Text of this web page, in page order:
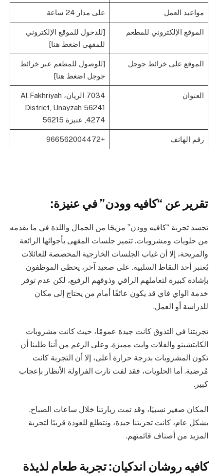
مواعيد العمل على مدار 24 ساعة
الموقع الإلكتروني للمطعم
[للدخول للموقع الإلكتروني
للمقهى اضغط هنا]
الموقع على خرائط جوجل
[للوصول للمطعم عبر خرائط
جوجل اضغط هنا]
العنوان
7034 الريان، Al Fakhriyah
District, Unayzah 56241
4274, عنيزة 56215
رقم الهاتف +966562004472
تقرير عن “كافيه وودن” في عنيزة:
تجسد تجربة “كافيه وودن” مزيجًا من الجمال واللذة في ما يقدمه
من حلويات ومشروبات. تتميز جلسات المقهى بأجوائها الرائعة
والمريحة، إلا أن غياب الجلسات الخارجية المخصصة للعائلات
يُعتبر أحد النقاط السلبية. على صعيد آخر، يحظى الموظفون
بإشادة كبيرة لتعاملهم الراقي وذوقهم الرفيع، لكن عدم توفر
خدمة الواي فاي قد يكون عائقًا أمام من يحتاج إلى مكان
للدراسة أو العمل.
تجربتنا في التذوق كانت جيدة عمومًا، حيث كانت مشروبات
الكابتشينو والفلات وايت مميزة. وعلى الرغم من أننا طلبنا أن
تكون المشروبات بدرجة حرارة أعلى، إلا أن التجربة كانت
مُرضية. أما الحلويات، فقد لفت تارت الفراولة الأنظار بإعجاب
كبير.
المكان صغير نسبيًا، وقد تمت زيارتنا خلال ساعات الصباح.
بشكل عام، كانت تجربتنا جيدة، ونتطلع للعودة قريبًا لتجربة
المزيد من أصناف قائمتهم.
كافيه روشان اندكيان: تجربة طعام لذيذة